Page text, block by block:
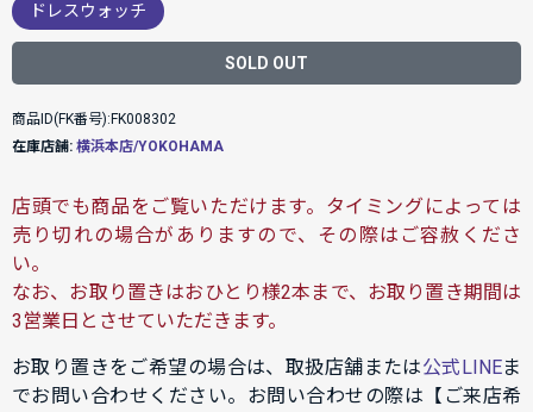
ドレスウォッチ
SOLD OUT
商品ID(FK番号):FK008302
在庫店舗: 横浜本店/YOKOHAMA
店頭でも商品をご覧いただけます。タイミングによっては
売り切れの場合がありますので、その際はご容赦くださ
い。
なお、お取り置きはおひとり様2本まで、お取り置き期間は
3営業日とさせていただきます。
お取り置きをご希望の場合は、取扱店舗または公式LINEま
でお問い合わせください。お問い合わせの際は【ご来店希